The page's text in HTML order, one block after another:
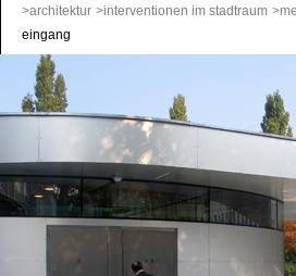
>architektur >interventionen im stadtraum
eingang